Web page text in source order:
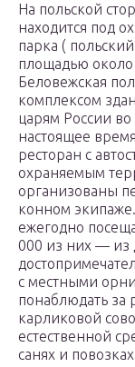
На польской
находится под
парка (
площадью около
Беловежская
комплексом
царям России
настоящее
ресторан с
охраняемым
организованы
конном
ежегодно
000 из них — из
с местными
понаблюдать
карликовой
естественной
санях и